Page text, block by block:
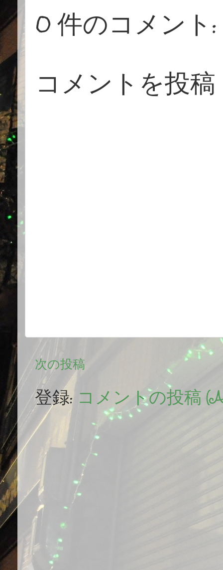
0 件のコメント:
コメントを投稿
次の投稿
登録: コメントの投稿